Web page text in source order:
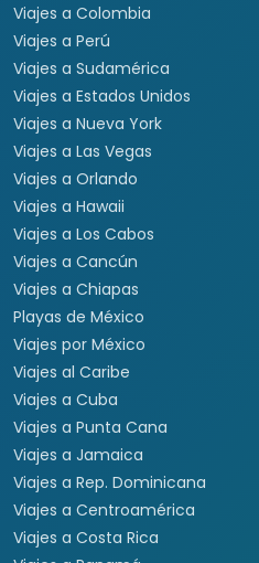
Viajes a Colombia
Viajes a Perú
Viajes a Sudamérica
Viajes a Estados Unidos
Viajes a Nueva York
Viajes a Las Vegas
Viajes a Orlando
Viajes a Hawaii
Viajes a Los Cabos
Viajes a Cancún
Viajes a Chiapas
Playas de México
Viajes por México
Viajes al Caribe
Viajes a Cuba
Viajes a Punta Cana
Viajes a Jamaica
Viajes a Rep. Dominicana
Viajes a Centroamérica
Viajes a Costa Rica